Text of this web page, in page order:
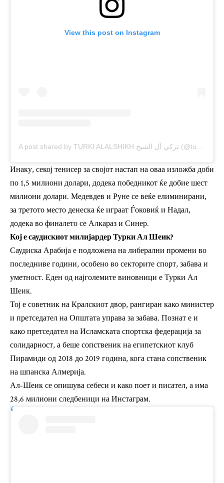
View this post on Instagram
Инаку, секој тенисер за својот настап на оваа изложба доби
по 1,5 милиони долари, додека победникот ќе добие шест
милиони долари. Медевдев и Руне се веќе елиминирани,
за третото место денеска ќе играат Ѓоковиќ и Надал,
додека во финалето се Алкараз и Синер.
Кој е саудискиот милијардер Турки Ал Шеик?
Саудиска Арабија е подложена на либерални промени во
последниве години, особено во секторите спорт, забава и
уметност. Еден од најголемите виновници е Турки Ал
Шеик.
Тој е советник на Кралскиот двор, рангиран како министер
и претседател на Општата управа за забава. Познат е и
како претседател на Исламската спортска федерација за
солидарност, а беше сопственик на египетскиот клуб
Пирамиди од 2018 до 2019 година, кога стана сопственик
на шпанска Алмерија.
Ал-Шеик се опишува себеси и како поет и писател, а има
28,6 милиони следбеници на Инстаграм.